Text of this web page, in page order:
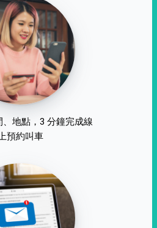
地點，3 分鐘完成線
預約叫車